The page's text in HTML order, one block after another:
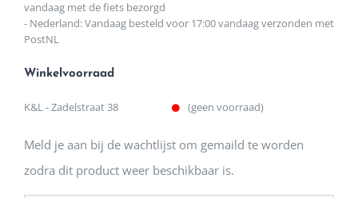
vandaag met de fiets bezorgd
- Nederland: Vandaag besteld voor 17:00 vandaag verzonden met
PostNL
Winkelvoorraad
K&L - Zadelstraat 38 (geen voorraad)
Meld je aan bij de wachtlijst om gemaild te worden
zodra dit product weer beschikbaar is.